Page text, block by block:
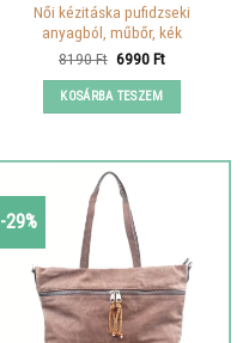
Női kézitáska pufidzseki
anyagból, műbőr, kék
8190Ft Original
was:
8190 Ft.
6990FtCurrent
KOSÁRBA TESZEM
-29%